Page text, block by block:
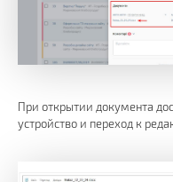
При открытии документа
устройство и переход к